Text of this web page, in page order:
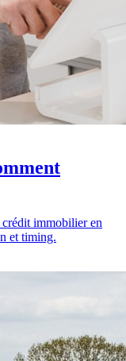
immobilier en
et timing.